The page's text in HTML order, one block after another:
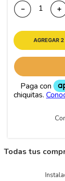
＋
－
AGREGAR
Todas tus